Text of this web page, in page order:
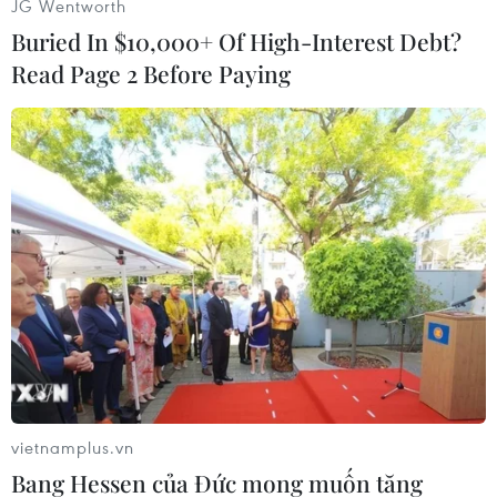
#Do Thái #Hồi giáo
#Giết mổ gia súc
#Nghi lễ tôn giáo
Ba Lan Israel
JG Wentworth
Buried In $10,000+ Of High-Interest Debt?
Read Page 2 Before Paying
vietnamplus.vn
Bang Hessen của Đức mong muốn tăng